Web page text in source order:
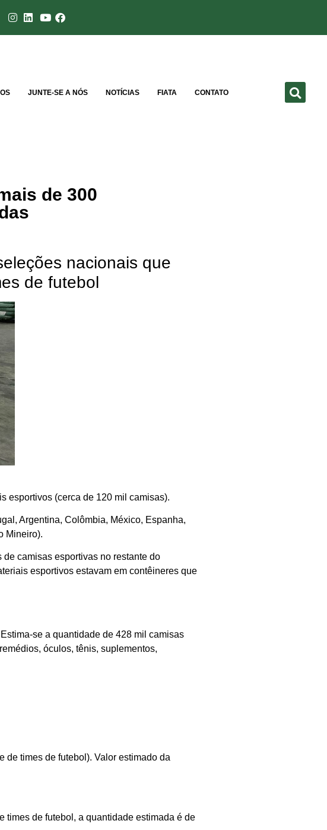
JUNTE-SE A NÓS NOTÍCIAS FIATA CONTATO
de 300
nacionais que
de futebol
esportivos (cerca de 120 mil camisas).
Argentina, Colômbia, México, Espanha,
Mineiro).
camisas esportivas no restante do
esportivos estavam em contêineres que
se a quantidade de 428 mil camisas
óculos, tênis, suplementos,
de times de futebol). Valor estimado da
times de futebol, a quantidade estimada é de